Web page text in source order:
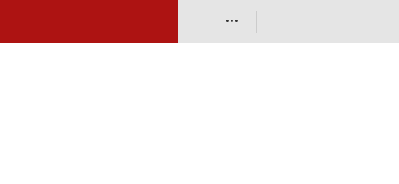
•••